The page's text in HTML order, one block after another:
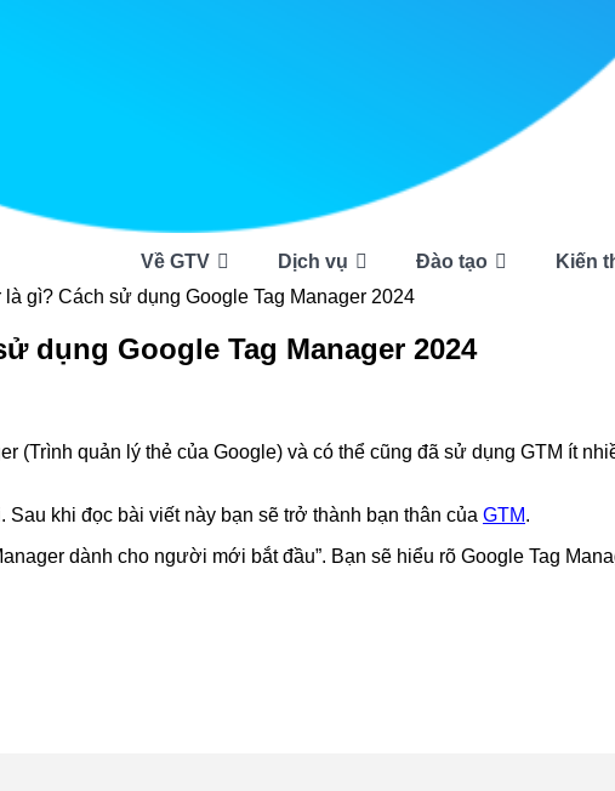
Về GTV Dịch vụ Đào tạo Kiến
là gì? Cách sử dụng Google Tag Manager 2024
dụng Google Tag Manager 2024
(Trình quản lý thẻ của Google) và có thể cũng đã sử dụng GTM ít
khi đọc bài viết này bạn sẽ trở thành bạn thân của GTM.
dành cho người mới bắt đầu”. Bạn sẽ hiểu rõ Google Tag